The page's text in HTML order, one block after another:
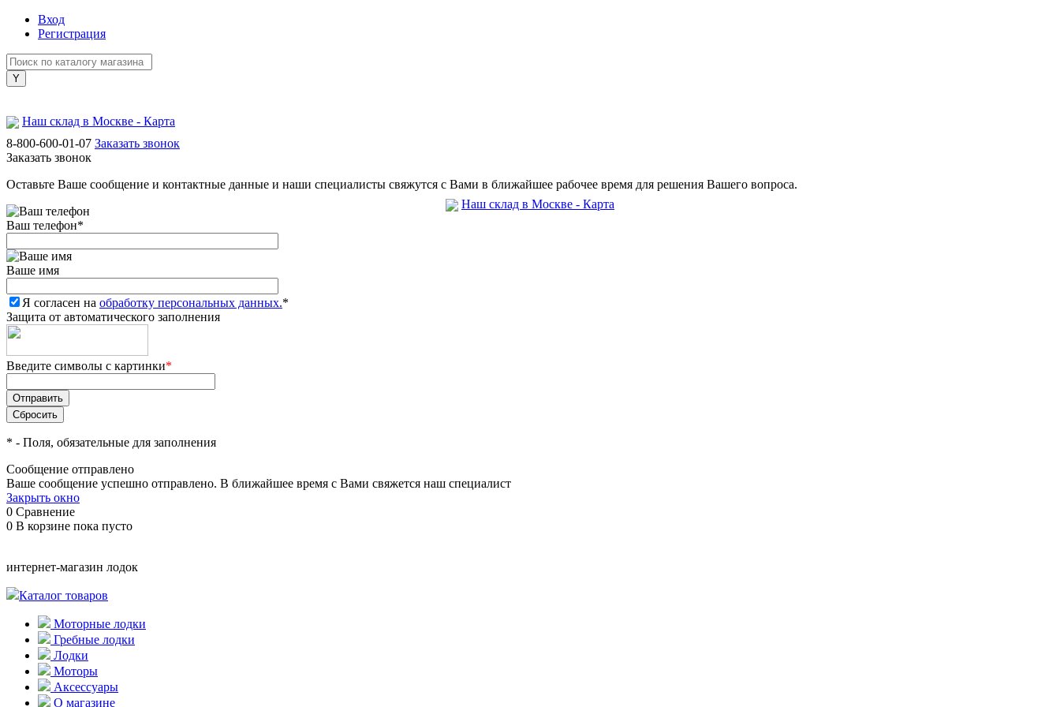
Вход
Регистрация
Наш склад в Москве - Карта
Наш склад в Москве - Карта
8-800-600-01-07 Заказать звонок
Заказать звонок
Оставьте Ваше сообщение и контактные данные и наши специалисты свяжутся с Вами в ближайшее рабочее время для решения Вашего вопроса.
Ваш телефон*
Ваше имя
Я согласен на обработку персональных данных.*
Защита от автоматического заполнения
Введите символы с картинки*
* - Поля, обязательные для заполнения
Сообщение отправлено
Ваше сообщение успешно отправлено. В ближайшее время с Вами свяжется наш специалист
Закрыть окно
0 Сравнение
0 В корзине пока пусто
интернет-магазин лодок
Каталог товаров
Моторные лодки
Гребные лодки
Лодки
Моторы
Аксессуары
О магазине